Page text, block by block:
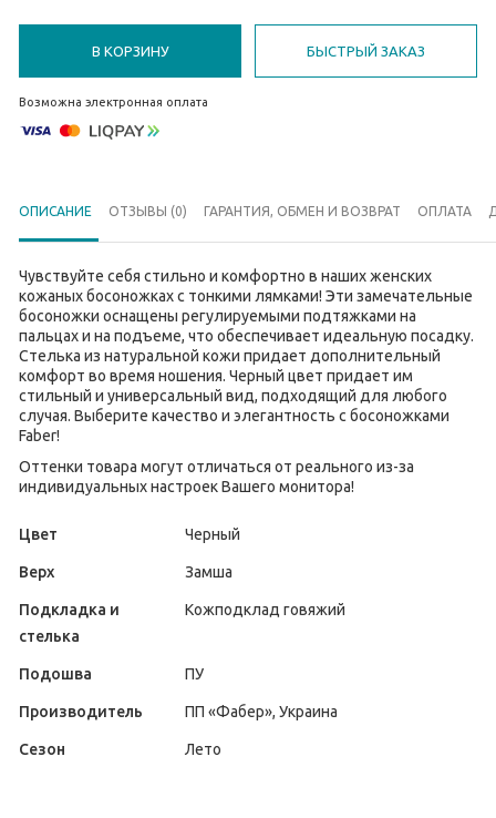
В КОРЗИНУ БЫСТРЫЙ ЗАКАЗ
Возможна электронная оплата
ОПИСАНИЕ ОТЗЫВЫ (0) ГАРАНТИЯ, ОБМЕН И ВОЗВРАТ ОПЛАТА
Чувствуйте себя стильно и комфортно в наших женских
кожаных босоножках с тонкими лямками! Эти замечательные
босоножки оснащены регулируемыми подтяжками на
пальцах и на подъеме, что обеспечивает идеальную посадку.
Стелька из натуральной кожи придает дополнительный
комфорт во время ношения. Черный цвет придает им
стильный и универсальный вид, подходящий для любого
случая. Выберите качество и элегантность с босоножками
Faber!
Оттенки товара могут отличаться от реального из-за
индивидуальных настроек Вашего монитора!
Цвет Черный
Верх Замша
Подкладка и
стелька
Кожподклад говяжий
Подошва ПУ
Производитель ПП «Фабер», Украина
Сезон Лето